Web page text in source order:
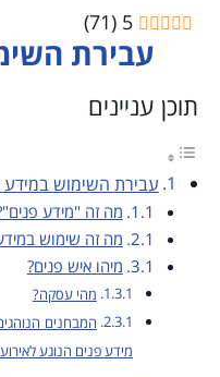
5
(
71
)
עבירת
תוכן עניינים
עבירת השימוש במידע
מה זה "מידע
מה זה שימוש
מיהו איש פנים?
מהי עסקה?
המבחנים
מידע פנים הנוגע